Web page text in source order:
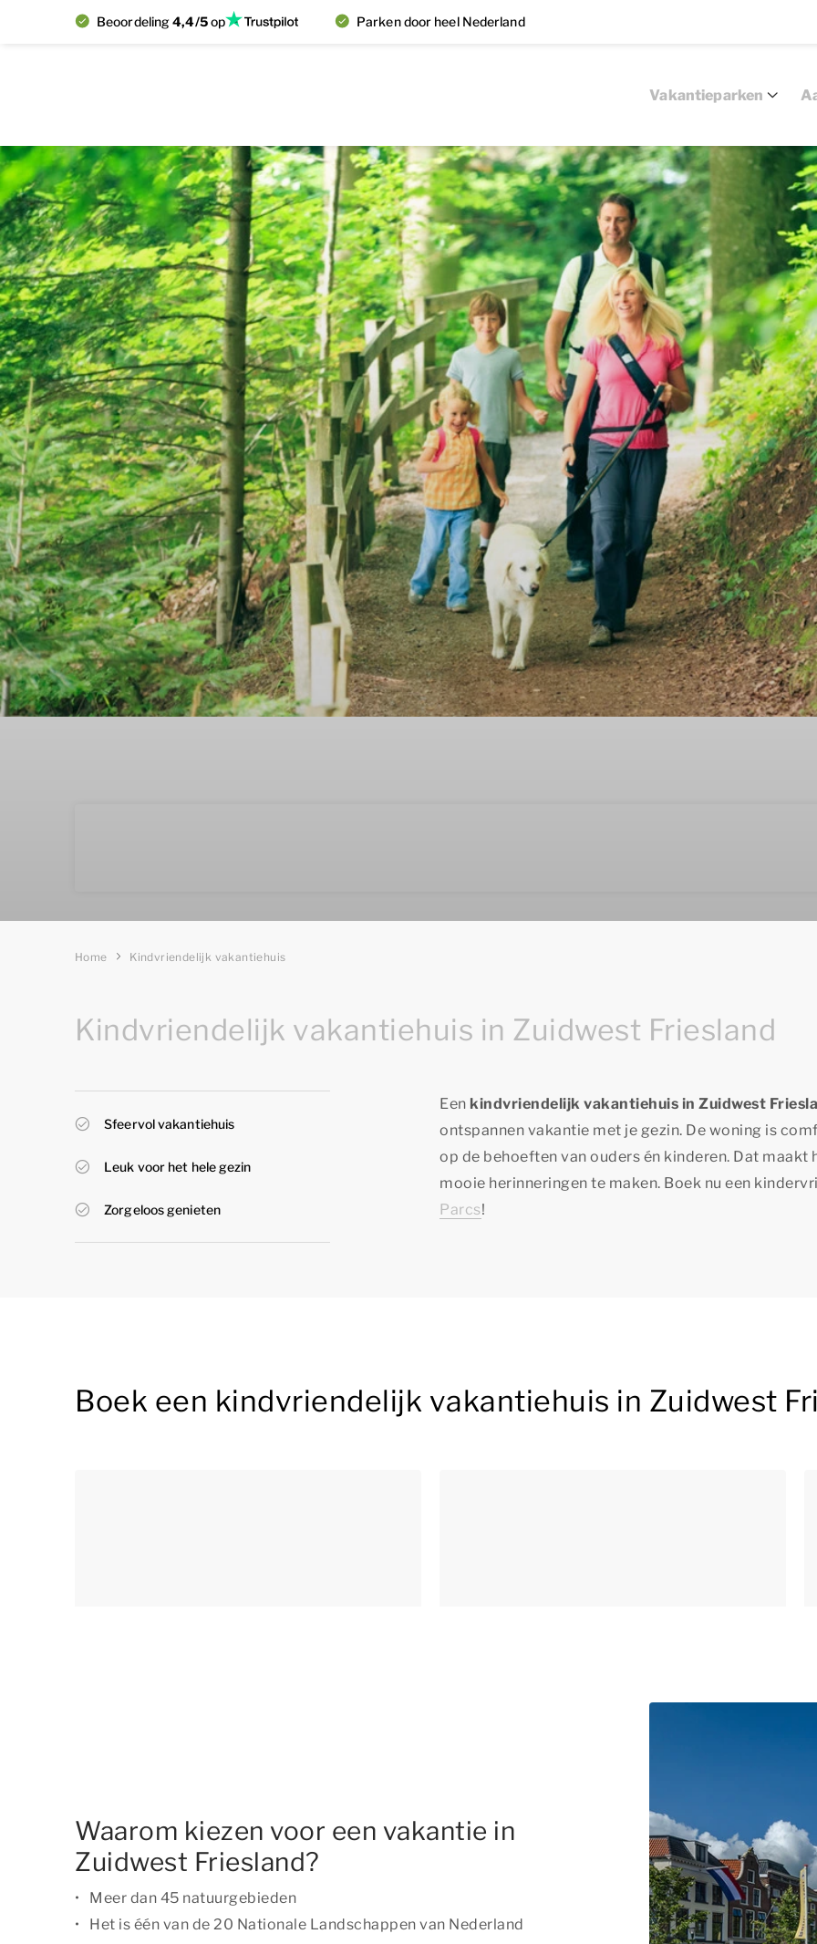
Beoordeling4,4/5op Parken door heel Nederland
Vakantieparken
Home Kindvriendelijk vakantiehuis
Kindvriendelijk vakantiehuis in Zuidwest Friesland
Sfeervol vakantiehuis
Leuk voor het hele gezin
Zorgeloos genieten
Een kindvriendelijk vakantiehuis in Zuidwest
ontspannen vakantie met je gezin. De woning is
op de behoeften van ouders én kinderen. Dat
mooie herinneringen te maken. Boek nu een
Parcs!
Boek een kindvriendelijk vakantiehuis in Zuidwest
Waarom kiezen voor een vakantie in
Zuidwest Friesland?
Meer dan 45 natuurgebieden
Het is één van de 20 Nationale Landschappen van Nederland